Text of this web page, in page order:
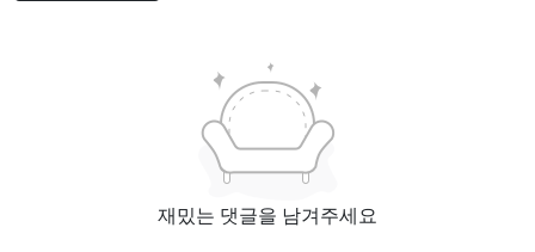
재밌는 댓글을 남겨주세요